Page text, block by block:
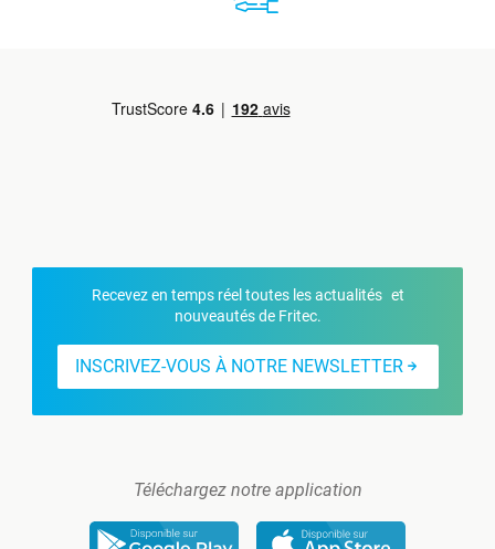
Recevez en temps réel toutes les actualités et
nouveautés de Fritec.
INSCRIVEZ-VOUS À NOTRE NEWSLETTER
Téléchargez notre application